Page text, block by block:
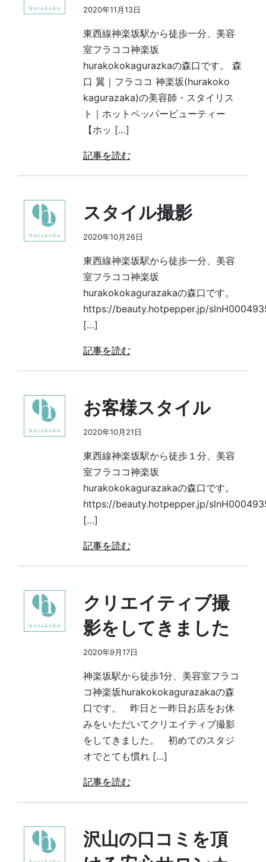
2020年11月13日
東西線神楽坂駅から徒歩一分、美容
室フラココ神楽坂
hurakokokagurazkaの森口です。 森
口 翼｜フラココ 神楽坂(hurakoko
kagurazaka)の美容師・スタイリス
ト｜ホットペッパービューティー
【ホッ […]
記事を読む
スタイル撮影
2020年10月26日
東西線神楽坂駅から徒歩一分、美容
室フラココ神楽坂
hurakokokagurazakaの森口です。
https://beauty.hotpepper.jp/
[…]
記事を読む
お客様スタイル
2020年10月21日
東西線神楽坂駅から徒歩１分、美容
室フラココ神楽坂
hurakokokagurazakaの森口です。
https://beauty.hotpepper.jp/
[…]
記事を読む
クリエイティブ撮
影をしてきました
2020年9月17日
神楽坂駅から徒歩1分、美容室フラコ
コ神楽坂hurakokokagurazakaの森
口です。 昨日と一昨日お店をお休
みをいただいてクリエイティブ撮影
をしてきました。 初めてのスタジ
オでとても慣れ […]
記事を読む
沢山の口コミを頂